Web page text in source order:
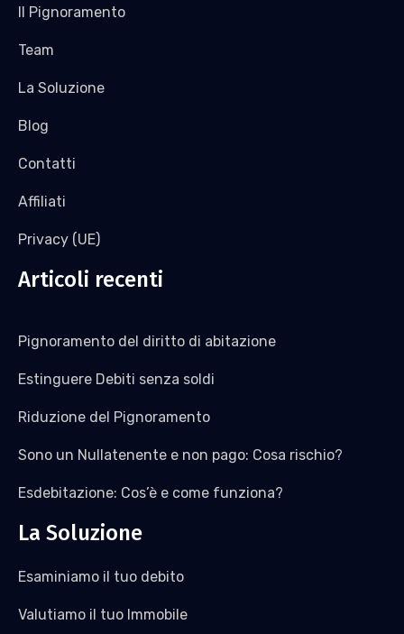
Il Pignoramento
Team
La Soluzione
Blog
Contatti
Affiliati
Privacy (UE)
Articoli recenti
Pignoramento del diritto di abitazione
Estinguere Debiti senza soldi
Riduzione del Pignoramento
Sono un Nullatenente e non pago: Cosa rischio?
Esdebitazione: Cos’è e come funziona?
La Soluzione
Esaminiamo il tuo debito
Valutiamo il tuo Immobile